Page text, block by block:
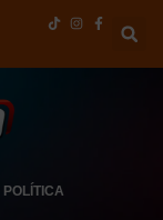
POLÍTICA